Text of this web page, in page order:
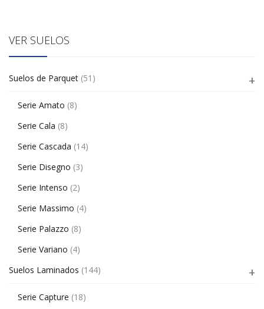
VER SUELOS
Suelos de Parquet (51)
Serie Amato (8)
Serie Cala (8)
Serie Cascada (14)
Serie Disegno (3)
Serie Intenso (2)
Serie Massimo (4)
Serie Palazzo (8)
Serie Variano (4)
Suelos Laminados (144)
Serie Capture (18)